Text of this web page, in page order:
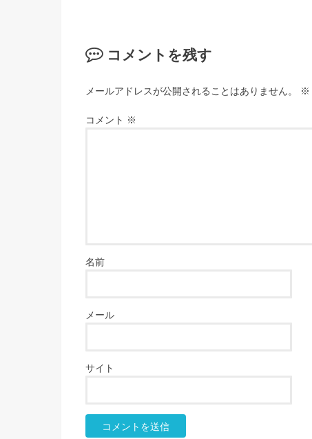
コメントを残す
メールアドレスが公開されることはありません。 ※
コメント ※
名前
メール
サイト